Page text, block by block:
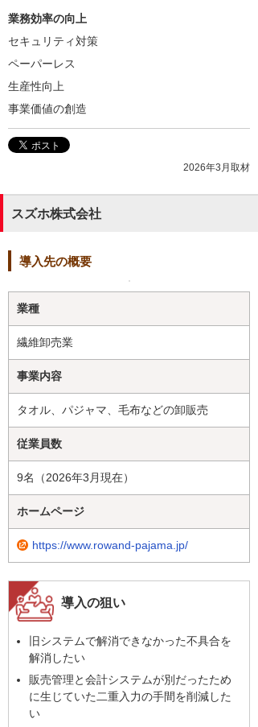
業務効率の向上
セキュリティ対策
ペーパーレス
生産性向上
事業価値の創造
2026年3月取材
スズホ株式会社
導入先の概要
業種
繊維卸売業
事業内容
タオル、パジャマ、毛布などの卸販売
従業員数
9名（2026年3月現在）
ホームページ
https://www.rowand-pajama.jp/
導入の狙い
旧システムで解消できなかった不具合を
解消したい
販売管理と会計システムが別だったため
に生じていた二重入力の手間を削減した
い